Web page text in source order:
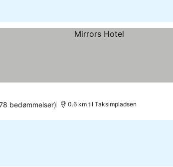
bedømmelser) 0.6 km til Taksimpladsen